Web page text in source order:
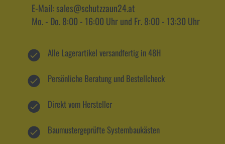
E-Mail: sales@schutzzaun24.at
Mo. - Do. 8:00 - 16:00 Uhr und Fr. 8:00 - 13:30 Uhr
Alle Lagerartikel versandfertig in 48H
Persönliche Beratung und Bestellcheck
Direkt vom Hersteller
Baumustergeprüfte Systembaukästen